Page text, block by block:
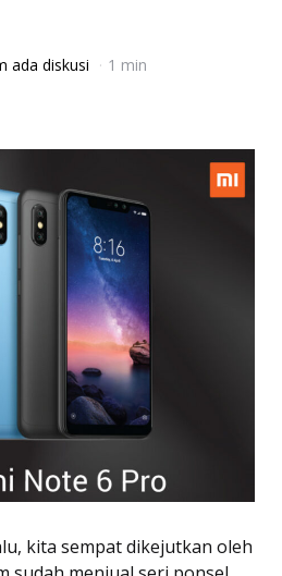
ada diskusi 1 min
kita sempat dikejutkan oleh